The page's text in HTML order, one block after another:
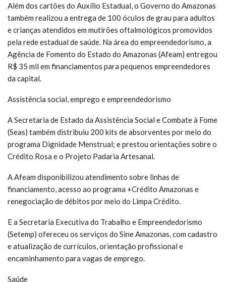
Além dos cartões do Auxílio Estadual, o Governo do Amazonas
também realizou a entrega de 100 óculos de grau para adultos
e crianças atendidos em mutirões oftalmológicos promovidos
pela rede estadual de saúde. Na área do empreendedorismo, a
Agência de Fomento do Estado do Amazonas (Afeam) entregou
R$ 35 mil em financiamentos para pequenos empreendedores
da capital.
Assistência social, emprego e empreendedorismo
A Secretaria de Estado da Assistência Social e Combate à Fome
(Seas) também distribuiu 200 kits de absorventes por meio do
programa Dignidade Menstrual; e prestou orientações sobre o
Crédito Rosa e o Projeto Padaria Artesanal.
A Afeam disponibilizou atendimento sobre linhas de
financiamento, acesso ao programa +Crédito Amazonas e
renegociação de débitos por meio do Limpa Crédito.
E a Secretaria Executiva do Trabalho e Empreendedorismo
(Setemp) ofereceu os serviços do Sine Amazonas, com cadastro
e atualização de currículos, orientação profissional e
encaminhamento para vagas de emprego.
Saúde